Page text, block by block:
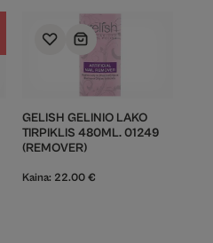
GELISH GELINIO LAKO
TIRPIKLIS 480ML. 01249
(REMOVER)
Kaina: 22.00 €